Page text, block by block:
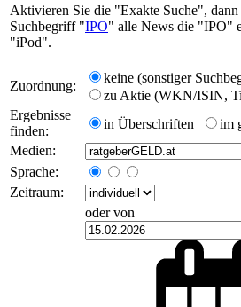
Aktivieren Sie die "Exakte Suche",
Suchbegriff "IPO" alle News die "IPO"
"iPod".
Zuordnung:
keine (sonstiger
zu Aktie (WKN/ISIN,
Ergebnisse
finden:
in Überschriften
im
Medien:
Sprache:
Zeitraum:
oder von